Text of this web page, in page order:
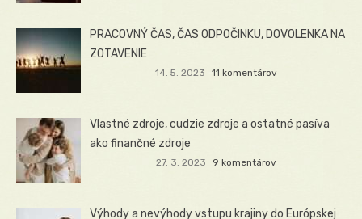
PRACOVNÝ ČAS, ČAS ODPOČINKU, DOVOLENKA NA
ZOTAVENIE
14. 5. 2023 11 komentárov
Vlastné zdroje, cudzie zdroje a ostatné pasíva
ako finančné zdroje
27. 3. 2023 9 komentárov
Výhody a nevýhody vstupu krajiny do Európskej